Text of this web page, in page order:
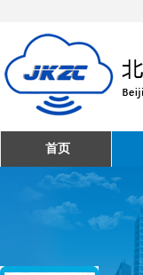
首页